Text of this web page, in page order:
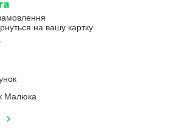
на вашу картку
Малюка